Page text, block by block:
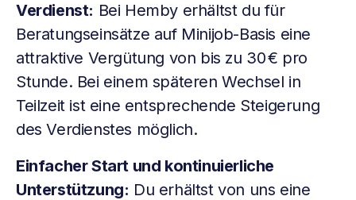
Verdienst: Bei Hemby erhältst du für
Beratungseinsätze auf Minijob-Basis eine
attraktive Vergütung von bis zu 30 € pro
Stunde. Bei einem späteren Wechsel in
Teilzeit ist eine entsprechende Steigerung
des Verdienstes möglich.
Einfacher Start und kontinuierliche
Unterstützung: Du erhältst von uns eine